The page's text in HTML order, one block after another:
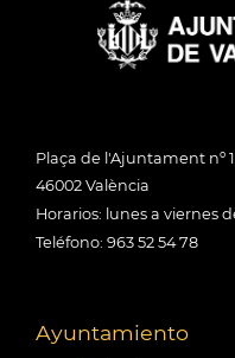
Plaça de l'Ajuntament nº 1
46002 València
Horarios: lunes a viernes
Teléfono: 963 52 54 78
Ayuntamiento